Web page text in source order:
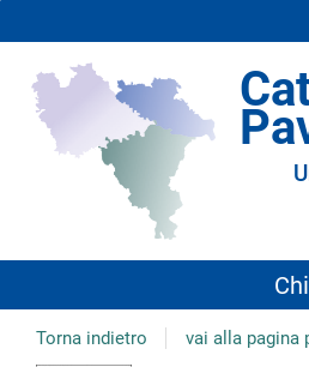
Torna indietro vai alla pagina